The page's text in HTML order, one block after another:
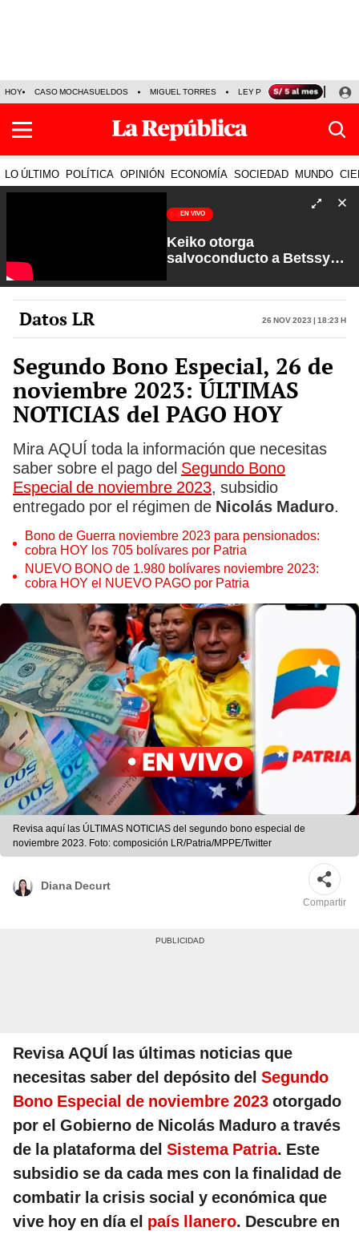
HOY CASO MOCHASUELDOS MIGUEL TORRES LEY PULPÍN PRECIO DEL
LO ÚLTIMO POLÍTICA OPINIÓN ECONOMÍA SOCIEDAD MUNDO
EN VIVO
Keiko otorga
salvoconducto a Betssy
Petroperú | Sin Guion con
Rosa María Palacios
Datos LR 26 Nov 2023 | 18:23 h
Segundo Bono Especial, 26 de
noviembre 2023: ÚLTIMAS
NOTICIAS del PAGO HOY
Mira AQUÍ toda la información que necesitas
saber sobre el pago del Segundo Bono
Especial de noviembre 2023, subsidio
entregado por el régimen de Nicolás Maduro.
Bono de Guerra noviembre 2023 para pensionados:
cobra HOY los 705 bolívares por Patria
NUEVO BONO de 1.980 bolívares noviembre 2023:
cobra HOY el NUEVO PAGO por Patria
Revisa aquí las ÚLTIMAS NOTICIAS del segundo bono especial de
noviembre 2023. Foto: composición LR/Patria/MPPE/Twitter
Diana Decurt
Compartir
Revisa AQUÍ las últimas noticias que
necesitas saber del depósito del Segundo
Bono Especial de noviembre 2023 otorgado
por el Gobierno de Nicolás Maduro a través
de la plataforma del Sistema Patria. Este
subsidio se da cada mes con la finalidad de
combatir la crisis social y económica que
vive hoy en día el país llanero. Descubre en